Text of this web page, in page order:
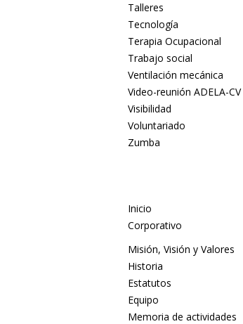
Talleres
Tecnología
Terapia Ocupacional
Trabajo social
Ventilación mecánica
Video-reunión ADELA-CV
Visibilidad
Voluntariado
Zumba
Inicio
Corporativo
Misión, Visión y Valores
Historia
Estatutos
Equipo
Memoria de actividades